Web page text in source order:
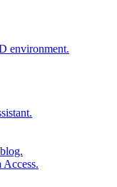
environment.